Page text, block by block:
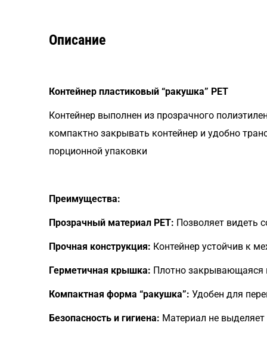
Описание
Контейнер пластиковый “ракушка” PET
Контейнер выполнен из прозрачного
компактно закрывать контейнер и удобно
порционной упаковки
Преимущества:
Прозрачный материал PET: Позволяет видеть
Прочная конструкция: Контейнер устойчив к
Герметичная крышка: Плотно закрывающаяся
Компактная форма “ракушка”: Удобен для
Безопасность и гигиена: Материал не